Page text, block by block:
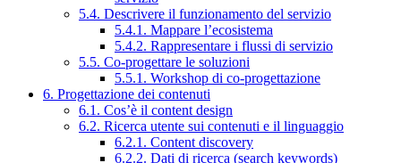
5.4. Descrivere il funzionamento del servizio
5.4.1. Mappare l’ecosistema
5.4.2. Rappresentare i flussi di servizio
5.5. Co-progettare le soluzioni
5.5.1. Workshop di co-progettazione
6. Progettazione dei contenuti
6.1. Cos’è il content design
6.2. Ricerca utente sui contenuti e il linguaggio
6.2.1. Content discovery
6.2.2. Dati di ricerca (search keywords)